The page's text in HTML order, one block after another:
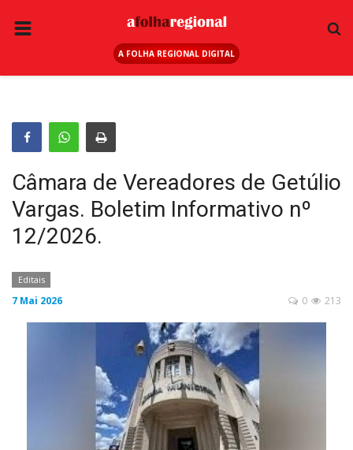
A FOLHA REGIONAL DIGITAL
ANUNCIE AQUI
ESPORTE
REGIÃO
SAÚDE
EDUCAÇÃO
SEGURANÇA
GERAL
A FOLHA REGIONAL DIGITAL
Câmara de Vereadores de Getúlio
Vargas. Boletim Informativo nº
12/2026.
Editais
7 Mai 2026 213
0